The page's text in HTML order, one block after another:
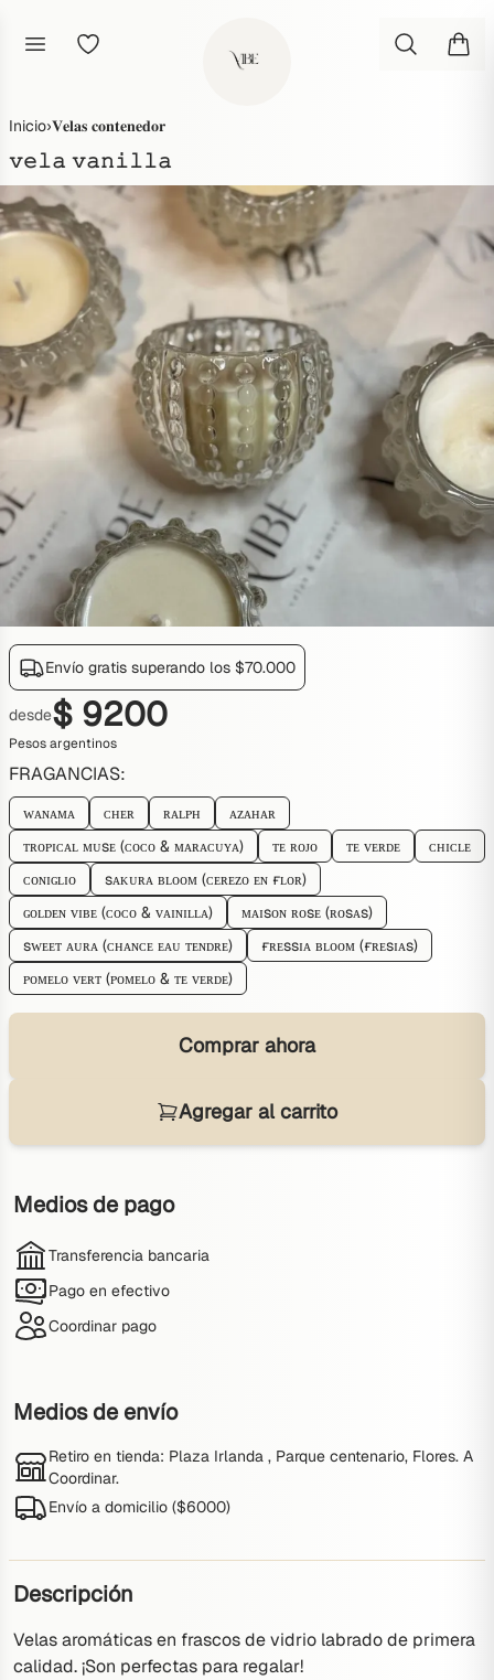
Inicio›𝐕𝐞𝐥𝐚𝐬 𝐜𝐨𝐧𝐭𝐞𝐧𝐞𝐝𝐨𝐫
𝚟𝚎𝚕𝚊 𝚟𝚊𝚗𝚒𝚕𝚕𝚊
Envío gratis superando los $70.000
desde$ 9200
Pesos argentinos
FRAGANCIAS:
ᴡᴀɴᴀᴍᴀ ᴄʜᴇʀ ʀᴀʟᴘʜ
ᴀᴢᴀʜᴀʀ
ᴛʀᴏᴘɪᴄᴀʟ ᴍᴜsᴇ (ᴄᴏᴄᴏ & ᴍᴀʀᴀᴄᴜʏᴀ)
ᴛᴇ ʀᴏᴊᴏ ᴛᴇ ᴠᴇʀᴅᴇ
ᴄʜɪᴄʟᴇ
ᴄᴏɴɪɢʟɪᴏ
sᴀᴋᴜʀᴀ ʙʟᴏᴏᴍ (ᴄᴇʀᴇᴢᴏ ᴇɴ ғʟᴏʀ)
ɢᴏʟᴅᴇɴ ᴠɪʙᴇ (ᴄᴏᴄᴏ & ᴠᴀɪɴɪʟʟᴀ)
ᴍᴀɪsᴏɴ ʀᴏsᴇ (ʀᴏsᴀs)
sᴡᴇᴇᴛ ᴀᴜʀᴀ (ᴄʜᴀɴᴄᴇ ᴇᴀᴜ ᴛᴇɴᴅʀᴇ)
ғʀᴇssɪᴀ ʙʟᴏᴏᴍ (ғʀᴇsɪᴀs)
ᴘᴏᴍᴇʟᴏ ᴠᴇʀᴛ (ᴘᴏᴍᴇʟᴏ & ᴛᴇ ᴠᴇʀᴅᴇ)
Comprar ahora
Agregar al carrito
Medios de pago
Transferencia bancaria
Pago en efectivo
Coordinar pago
Medios de envío
Retiro en tienda: Plaza Irlanda , Parque centenario, Flores. A
Coordinar.
Envío a domicilio ($6000)
Descripción
Velas aromáticas en frascos de vidrio labrado de primera
calidad. ¡Son perfectas para regalar!